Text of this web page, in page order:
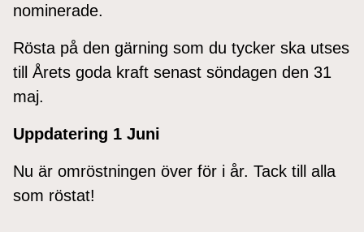
nominerade.
Rösta på den gärning som du tycker ska utses
till Årets goda kraft senast söndagen den 31
maj.
Uppdatering 1 Juni
Nu är omröstningen över för i år. Tack till alla
som röstat!